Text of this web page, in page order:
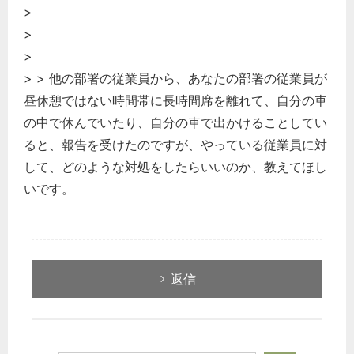
>
>
>
> > 他の部署の従業員から、あなたの部署の従業員が
昼休憩ではない時間帯に長時間席を離れて、自分の車
の中で休んでいたり、自分の車で出かけることしてい
ると、報告を受けたのですが、やっている従業員に対
して、どのような対処をしたらいいのか、教えてほし
いです。
返信